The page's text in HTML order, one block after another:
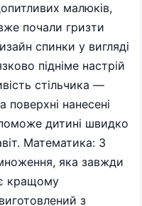
малюків,
почали гризти
спинки у вигляді
підніме настрій
стільчика —
поверхні нанесені
дитині швидко
Математика: З
яка завжди
кращому
з